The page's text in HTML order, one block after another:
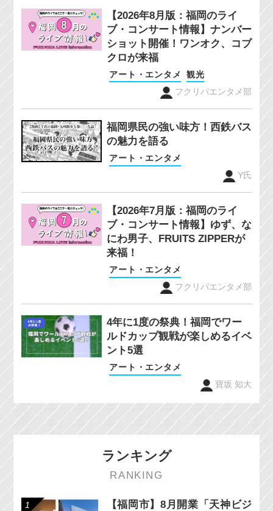
【2026年8月版：福岡のライ
ブ・コンサート情報】ナンバー
ショット開催！ワンオク、コブ
クロが来福
アート・エンタメ
観光
フクリパエンタメ部
福岡県民の強い味方！西鉄バス
の魅力を語る
アート・エンタメ
Y氏
【2026年7月版：福岡のライ
ブ・コンサート情報】ゆず、な
にわ男子、FRUITS ZIPPERが
来福！
アート・エンタメ
フクリパエンタメ部
4年に1度の祭典！福岡でワー
ルドカップ観戦が楽しめるイベ
ント5選
アート・エンタメ
寶坂 知大
ランキング
RANKING
【福岡市】8月開業「天神ビジ